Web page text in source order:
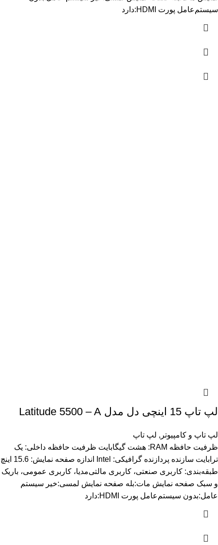
سیستم‌عامل پورت HDMI:دارد
لپ تاپ 15 اینچی دل مدل Latitude 5500 – A
لپ تاپ و کامپیوتر , لپ تاپ
ظرفیت حافظه RAM: هشت گیگابایت ظرفیت حافظه داخلی: یک
ترابایت سازنده پردازنده گرافیکی: Intel اندازه صفحه نمایش: 15.6 اینچ
طبقه‌بندی: کاربری صنعتی، کاربری مالتی‌مدیا، کاربری عمومی، باریک
و سبک صفحه نمایش مات:بله صفحه نمایش لمسی:خیر سیستم
عامل:بدون سیستم‌عامل پورت HDMI:دارد